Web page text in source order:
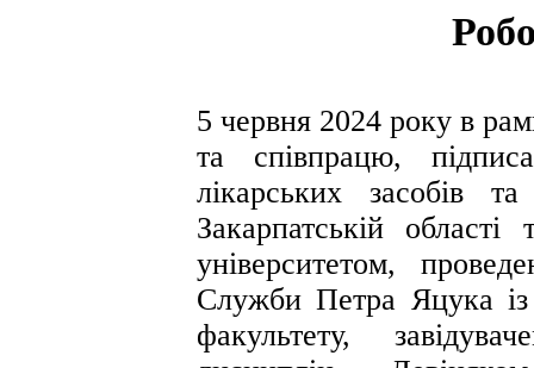
5 червня 2024 року в
та співпрацю,
лікарських засобів
Закарпатській
університетом,
Служби Петра Яцука із
факультету,